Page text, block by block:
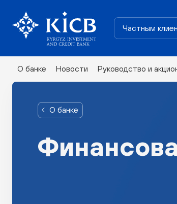
Частным
О банке Новости Руководство и
О банке